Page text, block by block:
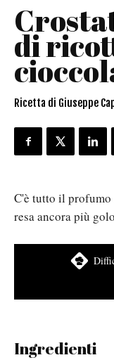
di
Ricetta di Giuseppe
C'è tutto il profumo
resa ancora più
Ingredienti